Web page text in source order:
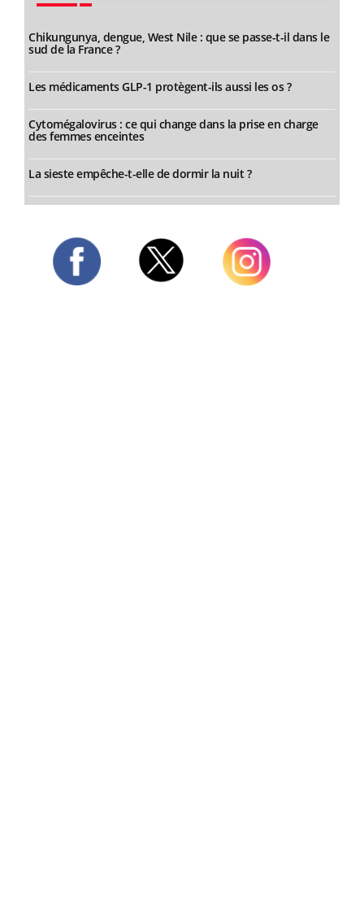
Chikungunya, dengue, West Nile : que se passe-t-il dans le
sud de la France ?
Les médicaments GLP-1 protègent-ils aussi les os ?
Cytomégalovirus : ce qui change dans la prise en charge
des femmes enceintes
La sieste empêche-t-elle de dormir la nuit ?